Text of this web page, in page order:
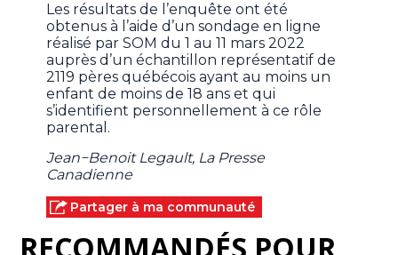
Les résultats de l’enquête ont été
obtenus à l’aide d’un sondage en ligne
réalisé par SOM du 1 au 11 mars 2022
auprès d’un échantillon représentatif de
2119 pères québécois ayant au moins un
enfant de moins de 18 ans et qui
s’identifient personnellement à ce rôle
parental.
Jean−Benoit Legault, La Presse
Canadienne
Partager à ma communauté